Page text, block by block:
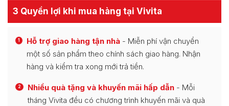
3 Quyền lợi khi mua hàng tại Vivita
1 Hỗ trợ giao hàng tận nhà - Miễn phí vận chuyển
một số sản phẩm theo chính sách giao hàng. Nhận
hàng và kiểm tra xong mới trả tiền.
2 Nhiều quà tặng và khuyến mãi hấp dẫn - Mỗi
tháng Vivita đều có chương trình khuyến mãi và quà